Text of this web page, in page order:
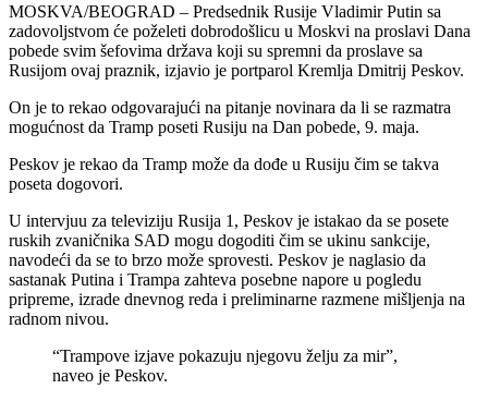
MOSKVA/BEOGRAD – Predsednik Rusije Vladimir Putin sa
zadovoljstvom će poželeti dobrodošlicu u Moskvi na proslavi Dana
pobede svim šefovima država koji su spremni da proslave sa
Rusijom ovaj praznik, izjavio je portparol Kremlja Dmitrij Peskov.
On je to rekao odgovarajući na pitanje novinara da li se razmatra
mogućnost da Tramp poseti Rusiju na Dan pobede, 9. maja.
Peskov je rekao da Tramp može da dođe u Rusiju čim se takva
poseta dogovori.
U intervjuu za televiziju Rusija 1, Peskov je istakao da se posete
ruskih zvaničnika SAD mogu dogoditi čim se ukinu sankcije,
navodeći da se to brzo može sprovesti. Peskov je naglasio da
sastanak Putina i Trampa zahteva posebne napore u pogledu
pripreme, izrade dnevnog reda i preliminarne razmene mišljenja na
radnom nivou.
“Trampove izjave pokazuju njegovu želju za mir”,
naveo je Peskov.